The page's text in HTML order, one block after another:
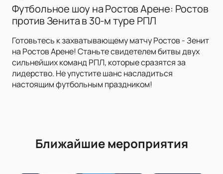
Футбольное шоу на Ростов Арене: Ростов
против Зенита в 30-м туре РПЛ
Готовьтесь к захватывающему матчу Ростов - Зенит
на Ростов Арене! Станьте свидетелем битвы двух
сильнейших команд РПЛ, которые сразятся за
лидерство. Не упустите шанс насладиться
настоящим футбольным праздником!
Ближайшие мероприятия